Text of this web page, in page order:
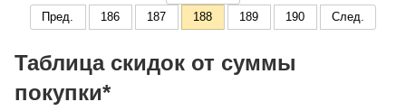
Пред.
186 187 188 189 190 След.
Таблица скидок от суммы
покупки*